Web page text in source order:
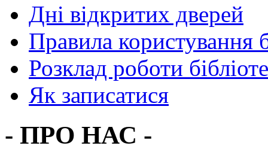
Дні відкритих дверей
Правила користування
Розклад роботи
Як записатися
- ПРО НАС -